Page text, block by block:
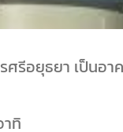
อยุธยา เป็นอ
ทิ